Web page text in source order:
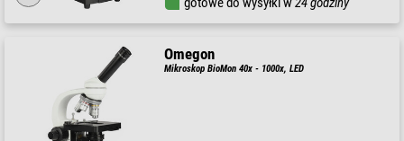
Omegon
Mikroskop BioMon 40x - 1000x, LED